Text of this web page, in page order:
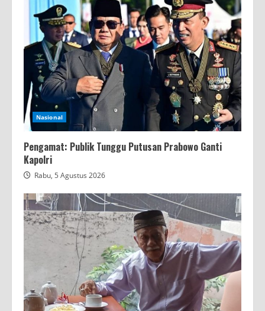
Nasional
Pengamat: Publik Tunggu Putusan Prabowo Ganti
Kapolri
Rabu, 5 Agustus 2026